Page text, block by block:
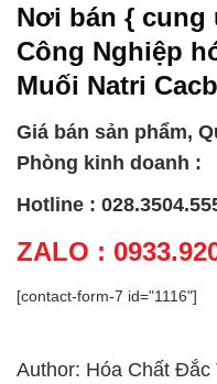
Nơi bán { cung
Công Nghiệp
Muối Natri
Giá bán sản phẩm,
Phòng kinh doanh :
Hotline :
ZALO :
[contact-form-7 id="1116"]
Author: Hóa Chất